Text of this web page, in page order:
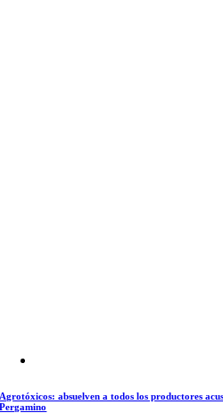
Agrotóxicos: absuelven a todos los productores
Pergamino